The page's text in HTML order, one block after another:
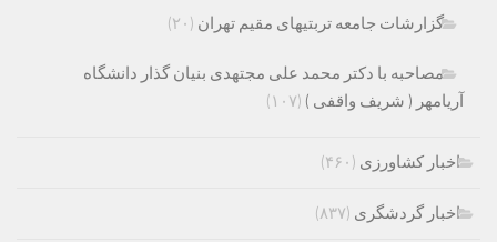
گزارشات جامعه تربتیهای مقیم تهران (۲۰)
مصاحبه با دکتر محمد علی مجتهدی بنیان گذار دانشگاه
آریامهر ( شریف واقفی ) (۱۰۷)
اخبار کشاورزی (۴۶۰)
اخبار گردشگری (۸۳۷)